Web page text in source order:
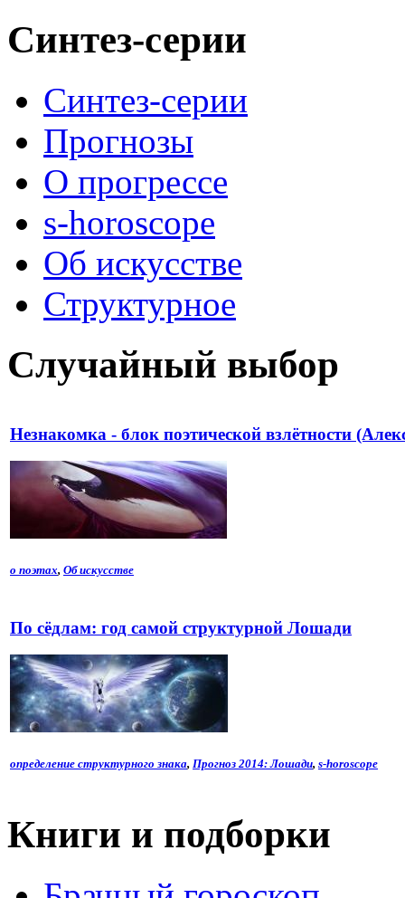
Синтез-серии
Синтез-серии
Прогнозы
О прогрессе
s-horoscope
Об искусстве
Структурное
Случайный выбор
Незнакомка - блок поэтической взлётности
о поэтах, Об искусстве
По сёдлам: год самой структурной Лошади
определение структурного знака, Прогноз 2014: Лошади, s-horoscope
Книги и подборки